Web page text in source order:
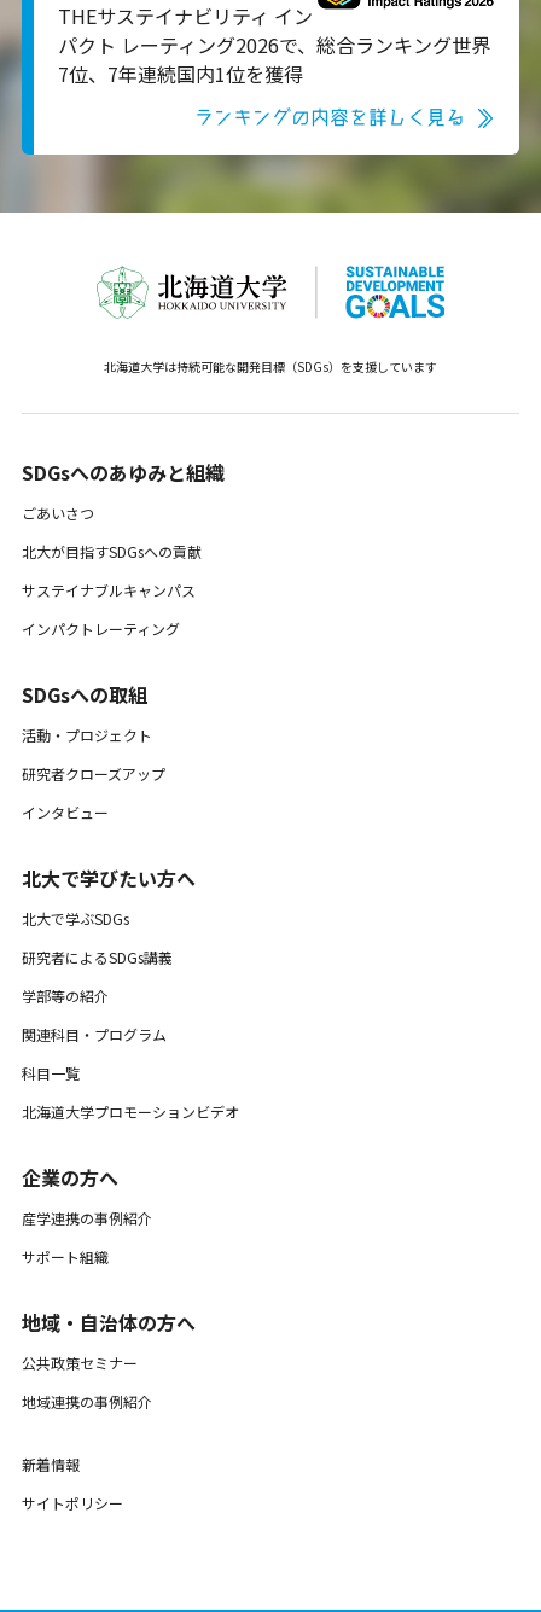
THEサステイナビリティ イン
パクト レーティング2026で、総合ランキング世界
7位、7年連続国内1位を獲得
ランキングの内容を詳しく見る
北海道大学は持続可能な開発目標（SDGs）を支援しています
SDGsへのあゆみと組織 ​
ごあいさつ
北大が目指すSDGsへの貢献
サステイナブルキャンパス
インパクトレーティング
SDGsへの取組
活動・プロジェクト
研究者クローズアップ
インタビュー
北大で学びたい方へ
北大で学ぶSDGs
研究者によるSDGs講義
学部等の紹介
関連科目・プログラム
科目一覧
北海道大学プロモーションビデオ
企業の方へ
産学連携の事例紹介
サポート組織
地域・自治体の方へ
公共政策セミナー
地域連携の事例紹介
新着情報
サイトポリシー